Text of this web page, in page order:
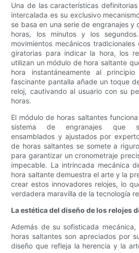
Una de las características
intercalada es su exclusivo
se basa en una serie de engranajes y
horas, los minutos y los
movimientos mecánicos
giratorias para indicar la hora, los
utilizan un módulo de hora saltante
hora instantáneamente al
fascinante pantalla añade un toque
reloj, cautivando al usuario con su
horas.
El módulo de horas saltantes
sistema de engranajes que
ensamblados y ajustados por
de horas saltantes se somete a
para garantizar un cronometraje
impecable. La intrincada mecánica
hora saltante demuestra el arte y la
crear estos innovadores relojes, lo
verdadera maravilla de la tecnología
La estética del diseño de los relojes
Además de su sofisticada
horas saltantes son apreciados por
diseño que refleja la herencia y la